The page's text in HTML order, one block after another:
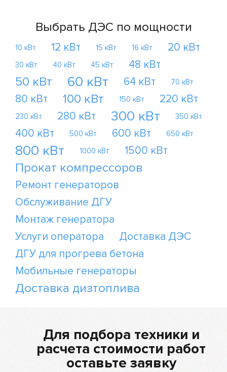
Выбрать ДЭС по мощности
10 кВт 12 кВт 15 кВт 16 кВт 20 кВт
30 кВт 40 кВт 45 кВт 48 кВт
50 кВт 60 кВт 64 кВт 70 кВт
80 кВт 100 кВт 150 кВт 220 кВт
230 кВт 280 кВт 300 кВт 350 кВт
400 кВт 500 кВт 600 кВт 650 кВт
800 кВт 1000 кВт 1500 кВт
Прокат компрессоров
Ремонт генераторов
Обслуживание ДГУ
Монтаж генератора
Услуги оператора
Доставка ДЭС
ДГУ для прогрева бетона
Мобильные генераторы
Доставка дизтоплива
Для подбора техники и
расчета стоимости работ
оставьте заявку